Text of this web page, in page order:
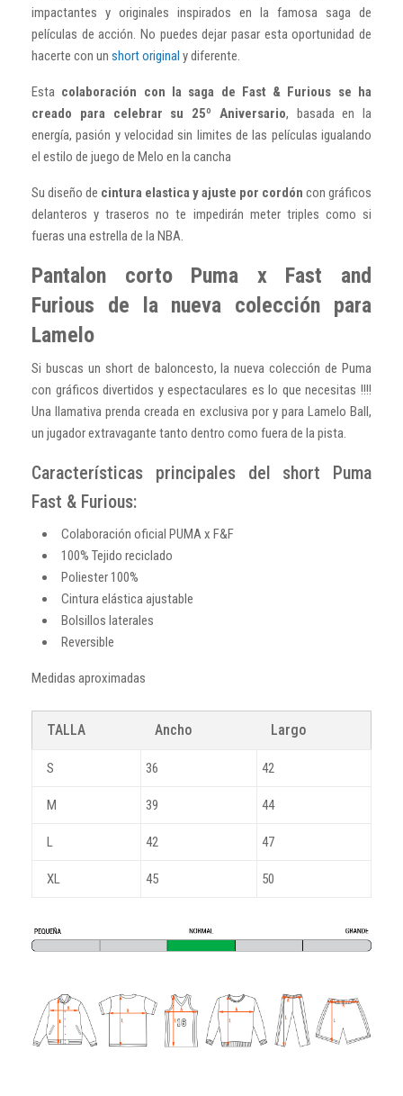
impactantes y originales inspirados en la famosa saga de
películas de acción. No puedes dejar pasar esta oportunidad de
hacerte con un short original y diferente.
Esta colaboración con la saga de Fast & Furious se ha
creado para celebrar su 25º Aniversario, basada en la
energía, pasión y velocidad sin limites de las películas igualando
el estilo de juego de Melo en la cancha
Su diseño de cintura elastica y ajuste por cordón con gráficos
delanteros y traseros no te impedirán meter triples como si
fueras una estrella de la NBA.
Pantalon corto Puma x Fast and
Furious de la nueva colección para
Lamelo
Si buscas un short de baloncesto, la nueva colección de Puma
con gráficos divertidos y espectaculares es lo que necesitas !!!!
Una llamativa prenda creada en exclusiva por y para Lamelo Ball,
un jugador extravagante tanto dentro como fuera de la pista.
Características principales del short Puma
Fast & Furious:
Colaboración oficial PUMA x F&F
100% Tejido reciclado
Poliester 100%
Cintura elástica ajustable
Bolsillos laterales
Reversible
Medidas aproximadas
TALLA Ancho Largo
S 36 42
M 39 44
L 42 47
XL 45 50